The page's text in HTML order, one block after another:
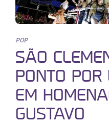
POP
SÃO
PONTO POR
EM
GUSTAVO